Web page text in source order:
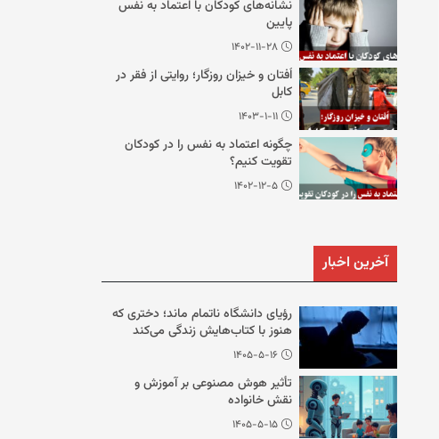
نشانه‌های کودکان با اعتماد به نفس
پایین
۱۴۰۲-۱۱-۲۸
اُفتان و خیزان روزگار؛ روایتی از فقر در
کابل
۱۴۰۳-۱-۱۱
چگونه اعتماد به نفس را در کودکان
تقویت کنیم؟
۱۴۰۲-۱۲-۵
آخرین اخبار
رؤیای دانشگاه ناتمام ماند؛ دختری که
هنوز با کتاب‌هایش زندگی می‌کند
۱۴۰۵-۵-۱۶
تأثیر هوش مصنوعی بر آموزش و
نقش خانواده
۱۴۰۵-۵-۱۵